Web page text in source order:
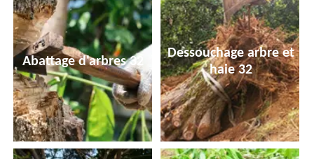
Abattage d'arbres 32
Dessouchage arbre et
haie 32